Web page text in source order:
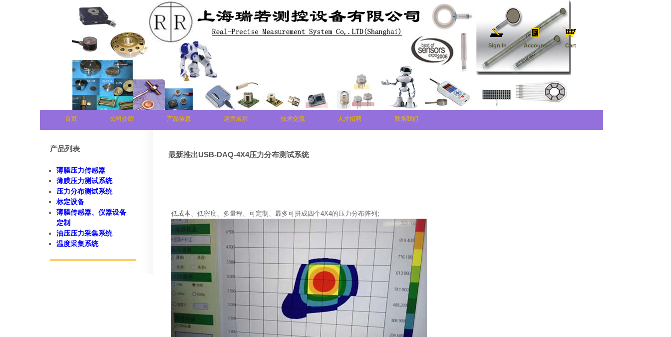
Sign In Account Cart
首页 公司介绍 产品信息 运用展示 技术交流 人才招聘 联系我们
最新推出USB-DAQ-4X4压力分布测试系统
低成本、低密度、多量程、可定制、最多可拼成四个4X4的压力分布阵列;
产品列表
薄膜压力传感器
薄膜压力测试系统
压力分布测试系统
标定设备
薄膜传感器、仪器设备
定制
油压压力采集系统
温度采集系统